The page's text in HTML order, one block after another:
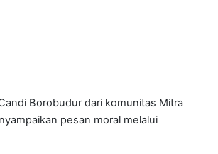
Borobudur dari komunitas Mitra
pesan moral melalui